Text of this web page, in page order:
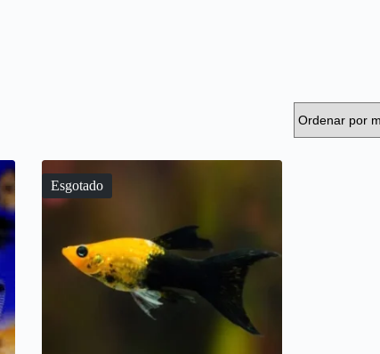
Esgotado